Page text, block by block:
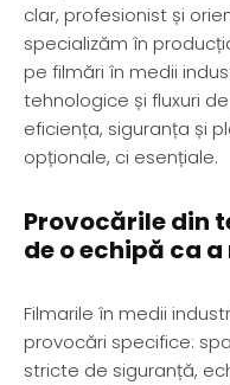
clar, profesionist și
specializăm în
pe filmări în medii
tehnologice și fluxuri
eficiența, siguranța și
opționale, ci esențiale.
Provocările din
de o echipă ca
Filmarile în medii
provocări specifice:
stricte de siguranță,